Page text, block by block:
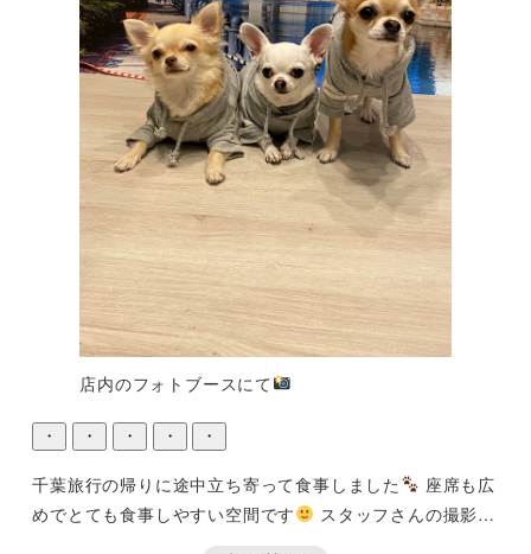
店内のフォトブースにて
・ ・ ・ ・ ・
千葉旅行の帰りに途中立ち寄って食事しました
座席も広
めでとても食事しやすい空間です
スタッフさんの撮影サ